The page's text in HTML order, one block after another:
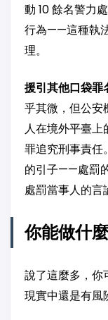
動 10 餘名警力
行為——這種執
理。
援引其他口袋罪
乎其微，但公安
人在境外平臺上
罪追究刑事責任
的引子——處罰
處罰當事人的言
你能做什麼
說了這麼多，你
現實中還是有風